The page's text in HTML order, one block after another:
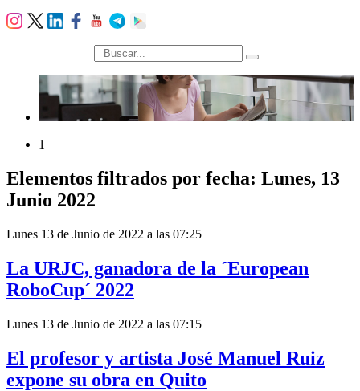
búsqueda
1
Elementos filtrados por fecha: Lunes, 13
Junio 2022
Lunes 13 de Junio de 2022 a las 07:25
La URJC, ganadora de la ´European
RoboCup´ 2022
Lunes 13 de Junio de 2022 a las 07:15
El profesor y artista José Manuel Ruiz
expone su obra en Quito